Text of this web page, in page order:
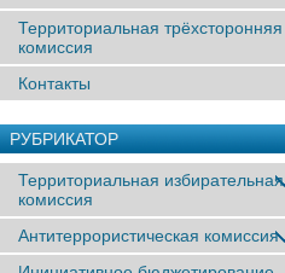
Территориальная трёхсторонняя
комиссия
Контакты
РУБРИКАТОР
Территориальная избирательная
комиссия
Антитеррористическая комиссия